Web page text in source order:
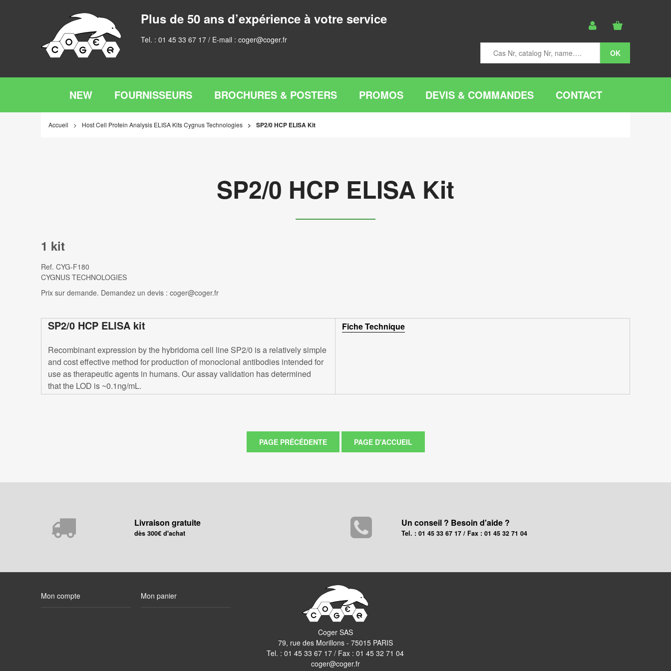
Plus de 50 ans d’expérience à votre service
Tel. : 01 45 33 67 17 / E-mail : coger@coger.fr
NEW FOURNISSEURS BROCHURES & POSTERS PROMOS DEVIS & COMMANDES CONTACT
Accueil Host Cell Protein Analysis ELISA Kits Cygnus Technologies SP2/0 HCP ELISA Kit
SP2/0 HCP ELISA Kit
1 kit
Ref. CYG-F180
CYGNUS TECHNOLOGIES
Prix sur demande. Demandez un devis : coger@coger.fr
SP2/0 HCP ELISA kit
Recombinant expression by the hybridoma cell line SP2/0 is a relatively simple
and cost effective method for production of monoclonal antibodies intended for
use as therapeutic agents in humans. Our assay validation has determined
that the LOD is ~0.1ng/mL.
Fiche Technique
Livraison gratuite
dès 300€ d'achat
Un conseil ? Besoin d'aide ?
Tel. : 01 45 33 67 17 / Fax : 01 45 32 71 04
Mon compte Mon panier
Coger SAS
79, rue des Morillons - 75015 PARIS
Tel. :01 45 33 67 17 / Fax : 01 45 32 71 04
coger@coger.fr